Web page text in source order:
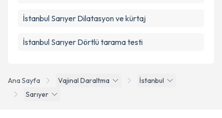
Ana Sayfa Vajinal Daraltma
İstanbul
Sarıyer
İstanbul Sarıyer Dilatasyon ve kürtaj
İstanbul Sarıyer Dörtlü tarama testi